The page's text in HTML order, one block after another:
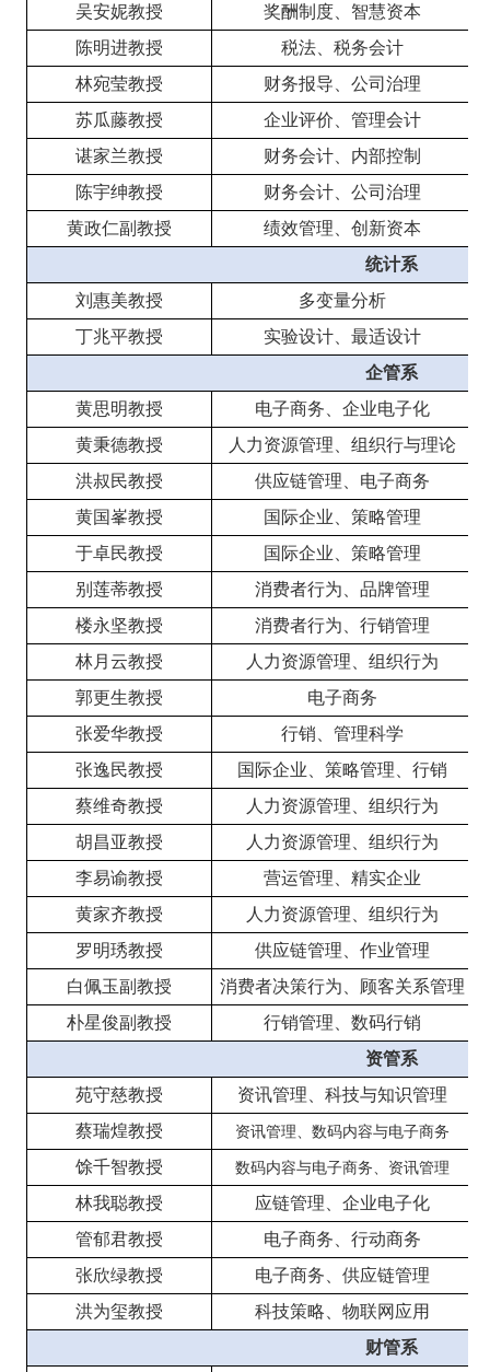
吴安妮教授
奖酬制度、智慧资本
陈明进教授
税法、税务会计
林宛莹教授
财务报导、公司治理
苏瓜藤教授
企业评价、管理会计
谌家兰教授
财务会计、内部控制
陈宇绅教授
财务会计、公司治理
黄政仁副教授
绩效管理、创新资本
统计系
刘惠美教授
多变量分析
丁兆平教授
实验设计、最适设计
企管系
黄思明教授
电子商务、企业电子化
黄秉德教授
人力资源管理、组织行与理论
洪叔民教授
供应链管理、电子商务
黄国峯教授
国际企业、策略管理
于卓民教授
国际企业、策略管理
别莲蒂教授
消费者行为、品牌管理
楼永坚教授
消费者行为、行销管理
林月云教授
人力资源管理、组织行为
郭更生教授
电子商务
张爱华教授
行销、管理科学
张逸民教授
国际企业、策略管理、行销
蔡维奇教授
人力资源管理、组织行为
胡昌亚教授
人力资源管理、组织行为
李易谕教授
营运管理、精实企业
黄家齐教授
人力资源管理、组织行为
罗明琇教授
供应链管理、作业管理
白佩玉副教授
消费者决策行为、顾客关系管理
朴星俊副教授
行销管理、数码行销
资管系
苑守慈教授
资讯管理、科技与知识管理
蔡瑞煌教授
资讯管理、数码内容与电子商务
馀千智教授 数码内容与电子商务、资讯管理
林我聪教授
应链管理、企业电子化
管郁君教授
电子商务、行动商务
张欣绿教授
电子商务、供应链管理
洪为玺教授
科技策略、物联网应用
财管系